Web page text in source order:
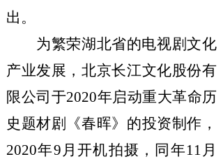
出。
为繁荣湖北省的电视剧文化
产业发展，北京长江文化股份有
限公司于2020年启动重大革命历
史题材剧
《春晖》的投资制作，
2020年9月开机拍摄，同年11月